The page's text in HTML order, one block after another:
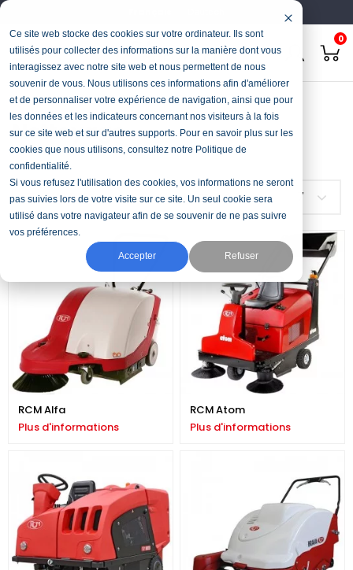
Ce site web stocke des cookies sur votre ordinateur. Ils sont
utilisés pour collecter des informations sur la manière dont vous
interagissez avec notre site web et nous permettent de nous
souvenir de vous. Nous utilisons ces informations afin d'améliorer
et de personnaliser votre expérience de navigation, ainsi que pour
les données et les indicateurs concernant nos visiteurs à la fois
sur ce site web et sur d'autres supports. Pour en savoir plus sur les
cookies que nous utilisons, consultez notre Politique de
confidentialité.
Si vous refusez l'utilisation des cookies, vos informations ne seront
pas suivies lors de votre visite sur ce site. Un seul cookie sera
utilisé dans votre navigateur afin de se souvenir de ne pas suivre
vos préférences.
Accepter Refuser
0
Accueil Filtres
Nettoyage
FILTRER Nom, A à Z 7
RCM Alfa
Plus d'informations
RCM Atom
Plus d'informations